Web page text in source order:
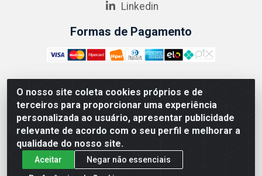
O nosso site coleta cookies próprios e de
terceiros para proporcionar uma experiência
personalizada ao usuário, apresentar publicidade
relevante de acordo com o seu perfil e melhorar a
qualidade do nosso site.
Aceitar
Negar não essenciais
Linkedin
Formas de Pagamento
ABRASEG COMÉRCIO ATACADISTA LTDA - CNPJ:
10.894.768/0001-00 - Avenida Lobo Júnior, 1045 -
Penha Circular - Rio de Janeiro - RJ - CEP 21020-124